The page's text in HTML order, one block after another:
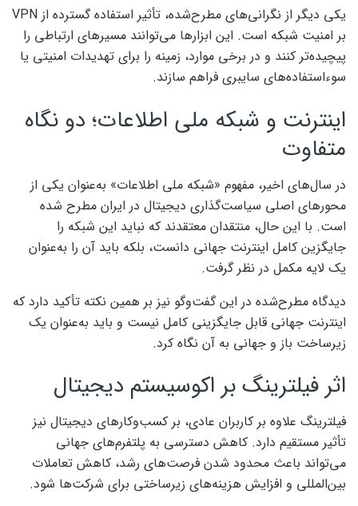
یکی دیگر از نگرانی‌های مطرح‌شده، تأثیر استفاده گسترده از VPN
بر امنیت شبکه است. این ابزارها می‌توانند مسیرهای ارتباطی را
پیچیده‌تر کنند و در برخی موارد، زمینه را برای تهدیدات امنیتی یا
سوءاستفاده‌های سایبری فراهم سازند.
اینترنت و شبکه ملی اطلاعات؛ دو نگاه
متفاوت
در سال‌های اخیر، مفهوم «شبکه ملی اطلاعات» به‌عنوان یکی از
محورهای اصلی سیاست‌گذاری دیجیتال در ایران مطرح شده
است. با این حال، منتقدان معتقدند که نباید این شبکه را
جایگزین کامل اینترنت جهانی دانست، بلکه باید آن را به‌عنوان
یک لایه مکمل در نظر گرفت.
دیدگاه مطرح‌شده در این گفت‌وگو نیز بر همین نکته تأکید دارد که
اینترنت جهانی قابل جایگزینی کامل نیست و باید به‌عنوان یک
زیرساخت باز و جهانی به آن نگاه کرد.
اثر فیلترینگ بر اکوسیستم دیجیتال
فیلترینگ علاوه بر کاربران عادی، بر کسب‌وکارهای دیجیتال نیز
تأثیر مستقیم دارد. کاهش دسترسی به پلتفرم‌های جهانی
می‌تواند باعث محدود شدن فرصت‌های رشد، کاهش تعاملات
بین‌المللی و افزایش هزینه‌های زیرساختی برای شرکت‌ها شود.